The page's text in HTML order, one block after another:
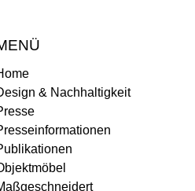
& Nachhaltigkeit